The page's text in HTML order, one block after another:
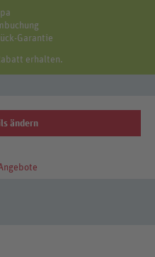
Garantie
erhalten.
ändern